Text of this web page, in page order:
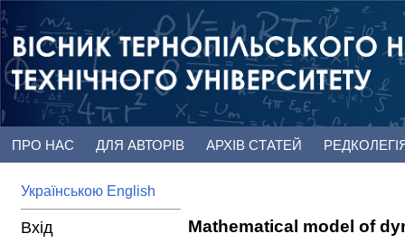
ПРО НАС ДЛЯ АВТОРІВ АРХІВ СТАТЕЙ
Українською English
Вхід Mathematical model of